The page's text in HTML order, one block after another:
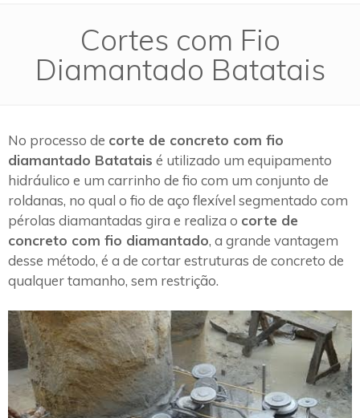
Cortes com Fio
Diamantado Batatais
No processo de corte de concreto com fio
diamantado Batatais é utilizado um equipamento
hidráulico e um carrinho de fio com um conjunto de
roldanas, no qual o fio de aço flexível segmentado com
pérolas diamantadas gira e realiza o corte de
concreto com fio diamantado, a grande vantagem
desse método, é a de cortar estruturas de concreto de
qualquer tamanho, sem restrição.